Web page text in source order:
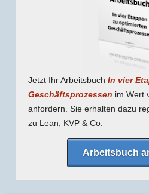
Jetzt Ihr Arbeitsbuch In vier
Geschäfts­prozessen im Wert
anfordern. Sie erhalten dazu
zu Lean, KVP & Co.
Arbeitsbuch